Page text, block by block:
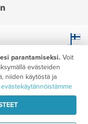
parantamiseksi. Voit
evästeiden
niiden käytöstä ja